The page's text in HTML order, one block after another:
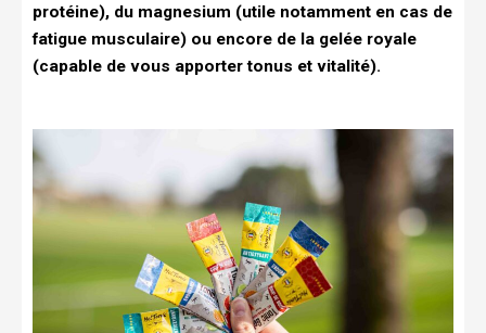
protéine), du magnesium (utile notamment en cas de
fatigue musculaire) ou encore de la gelée royale
(capable de vous apporter tonus et vitalité).